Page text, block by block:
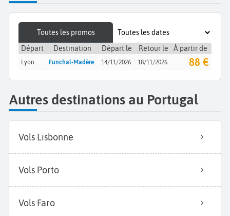
Toutes les promos
Départ
Destination Départ le Retour le À partir de
Lyon Funchal-Madère 14/11/2026 18/11/2026 88 €
Autres destinations au Portugal
Vols Lisbonne
Vols Porto
Vols Faro